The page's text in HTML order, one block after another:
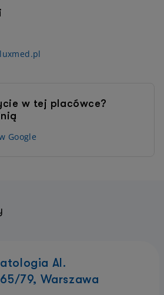
w tej placówce?
Google
Al.
79, Warszawa